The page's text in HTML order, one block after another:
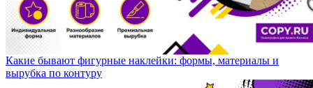
Какие бывают фигурные наклейки: формы, материалы и
вырубка по контуру